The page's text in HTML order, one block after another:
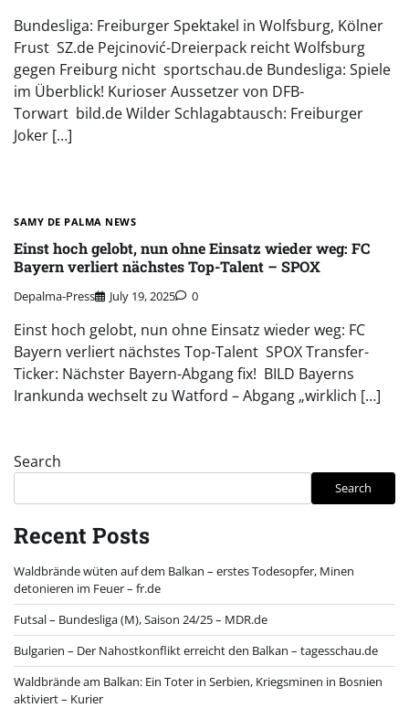
Bundesliga: Freiburger Spektakel in Wolfsburg, Kölner
Frust SZ.de Pejcinović-Dreierpack reicht Wolfsburg
gegen Freiburg nicht sportschau.de Bundesliga: Spiele
im Überblick! Kurioser Aussetzer von DFB-
Torwart bild.de Wilder Schlagabtausch: Freiburger
Joker […]
SAMY DE PALMA NEWS
Einst hoch gelobt, nun ohne Einsatz wieder weg: FC
Bayern verliert nächstes Top-Talent – SPOX
Depalma-Press July 19, 2025 0
Einst hoch gelobt, nun ohne Einsatz wieder weg: FC
Bayern verliert nächstes Top-Talent SPOX Transfer-
Ticker: Nächster Bayern-Abgang fix! BILD Bayerns
Irankunda wechselt zu Watford – Abgang „wirklich […]
Search
Search
Recent Posts
Waldbrände wüten auf dem Balkan – erstes Todesopfer, Minen
detonieren im Feuer – fr.de
Futsal – Bundesliga (M), Saison 24/25 – MDR.de
Bulgarien – Der Nahostkonflikt erreicht den Balkan – tagesschau.de
Waldbrände am Balkan: Ein Toter in Serbien, Kriegsminen in Bosnien
aktiviert – Kurier